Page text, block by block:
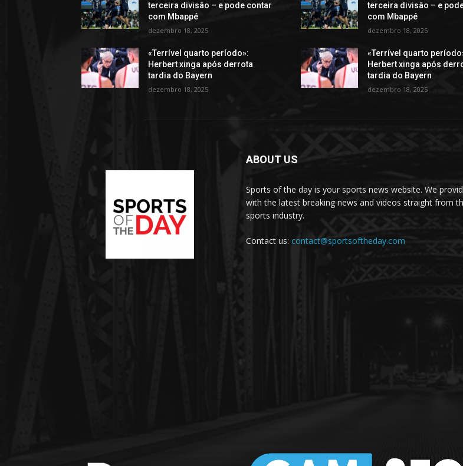
terceira divisão – e pode contar
com Mbappé
dezembro 18, 2025
«Terrível quarto período»:
Herbert xinga após derrota
tardia do Bayern
dezembro 18, 2025
terceira divisão – e
com Mbappé
dezembro 18, 2025
«Terrível quarto
Herbert xinga após
tardia do Bayern
dezembro 18, 2025
ABOUT US
Sports of the day is your sports news website. We
with the latest breaking news and videos straight from
sports industry.
Contact us: contact@sportsoftheday.com